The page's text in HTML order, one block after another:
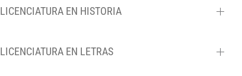
LICENCIATURA EN HISTORIA
LICENCIATURA EN LETRAS